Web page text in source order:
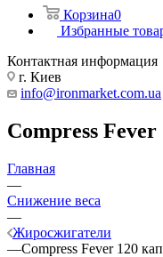
Корзина0
Избранные
Контактная информация
г. Киев
info@ironmarket.com.ua
Compress
Главная
—
Снижение веса
—
Жиросжигатели
—Compress Fever 120